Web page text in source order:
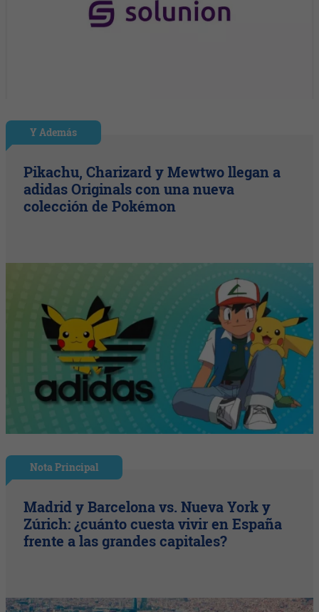
Y Además
Pikachu, Charizard y Mewtwo llegan a
adidas Originals con una nueva
colección de Pokémon
Nota Principal
Madrid y Barcelona vs. Nueva York y
Zúrich: ¿cuánto cuesta vivir en España
frente a las grandes capitales?